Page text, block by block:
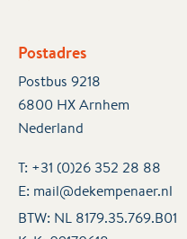
Postadres
Postbus 9218
6800 HX Arnhem
Nederland
T: +31 (0)26 352 28 88
E: mail@dekempenaer.nl
BTW: NL 8179.35.769.B01